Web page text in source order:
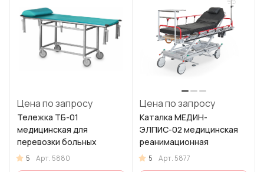
Цена по запросу
Тележка ТБ-01
медицинская для
перевозки больных
5 Арт. 5880
Цена по запросу
Каталка МЕДИН-
ЭЛПИС-02 медицинская
реанимационная
5 Арт. 5877